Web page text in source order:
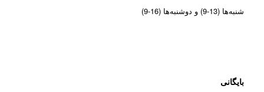
شنبه‌ها (13-9) و دوشنبه‌ها (16-9)
بایگانی